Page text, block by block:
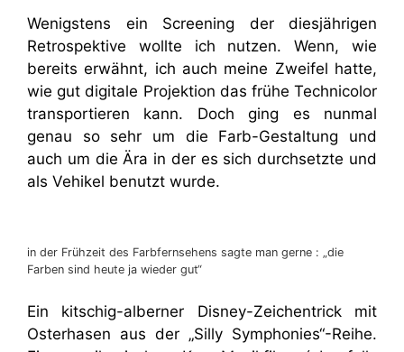
Wenigstens ein Screening der diesjährigen
Retrospektive wollte ich nutzen. Wenn, wie
bereits erwähnt, ich auch meine Zweifel hatte,
wie gut digitale Projektion das frühe Technicolor
transportieren kann. Doch ging es nunmal
genau so sehr um die Farb-Gestaltung und
auch um die Ära in der es sich durchsetzte und
als Vehikel benutzt wurde.
in der Frühzeit des Farbfernsehens sagte man gerne : „die
Farben sind heute ja wieder gut“
Ein kitschig-alberner Disney-Zeichentrick mit
Osterhasen aus der „Silly Symphonies“-Reihe.